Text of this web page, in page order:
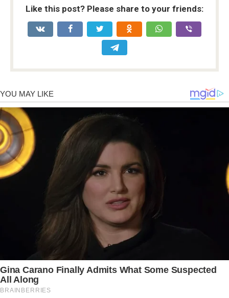
Like this post? Please share to your friends: